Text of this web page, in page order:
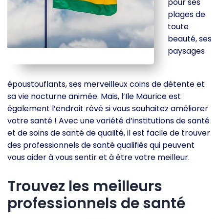
pour ses
plages de
toute
beauté, ses
paysages
époustouflants, ses merveilleux coins de détente et
sa vie nocturne animée. Mais, l’Ile Maurice est
également l’endroit rêvé si vous souhaitez améliorer
votre santé ! Avec une variété d’institutions de santé
et de soins de santé de qualité, il est facile de trouver
des professionnels de santé qualifiés qui peuvent
vous aider à vous sentir et à être votre meilleur.
Trouvez les meilleurs
professionnels de santé